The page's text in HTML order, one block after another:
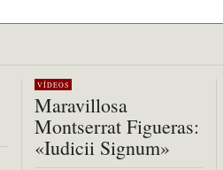
VÍDEOS
Maravillosa
Montserrat Figueras:
«Iudicii Signum»